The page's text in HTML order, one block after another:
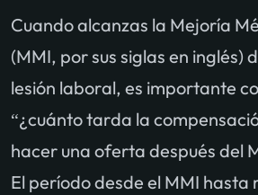
Cuando alcanzas la Mejoría
(MMI, por sus siglas en inglés)
lesión laboral, es importante
“¿cuánto tarda la
hacer una oferta después del
El período desde el MMI